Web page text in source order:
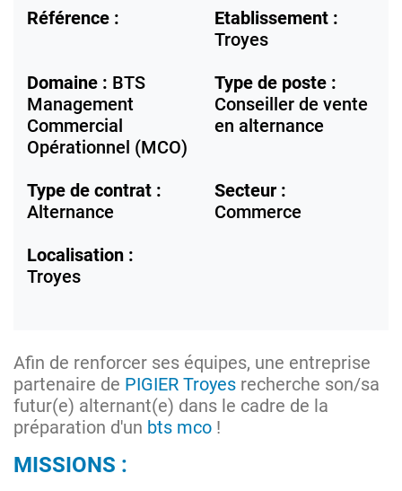
Référence :
Etablissement :
Troyes
Domaine : BTS
Management
Commercial
Opérationnel (MCO)
Type de poste :
Conseiller de vente
en alternance
Type de contrat :
Alternance
Secteur :
Commerce
Localisation :
Troyes
Afin de renforcer ses équipes, une entreprise
partenaire de PIGIER Troyes recherche son/sa
futur(e) alternant(e) dans le cadre de la
préparation d'un bts mco !
MISSIONS :